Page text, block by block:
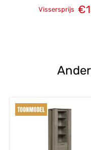
Vissersprijs €